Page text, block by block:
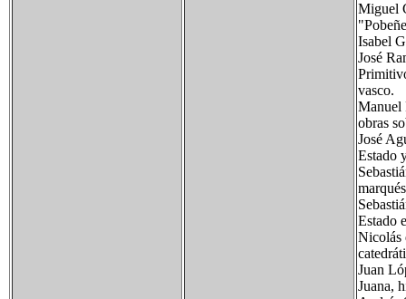
Miguel
Isabel
José
vasco.
Manuel
obras
José
Estado
Estado
Nicolás
Juan
Juana,